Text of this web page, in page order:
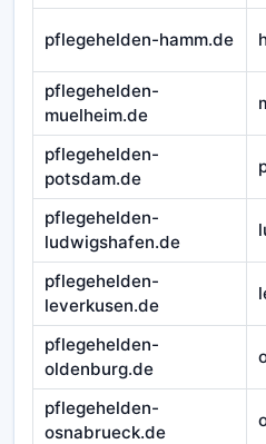
pflegehelden-hamm.de
pflegehelden-
muelheim.de
pflegehelden-
potsdam.de
pflegehelden-
ludwigshafen.de
pflegehelden-
leverkusen.de
pflegehelden-
oldenburg.de
pflegehelden-
osnabrueck.de